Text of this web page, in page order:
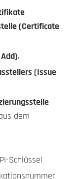
(Certificate
.
(Issue
dem
Schlüssel